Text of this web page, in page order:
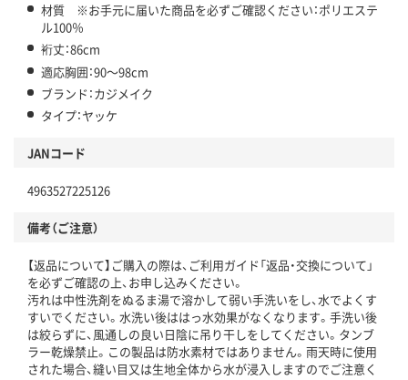
材質 ※お手元に届いた商品を必ずご確認ください：ポリエステ
ル100％
裄丈：86cm
適応胸囲：90～98cm
ブランド：カジメイク
タイプ：ヤッケ
JANコード
4963527225126
備考（ご注意）
【返品について】ご購入の際は、ご利用ガイド「返品・交換について」
を必ずご確認の上、お申し込みください。
汚れは中性洗剤をぬるま湯で溶かして弱い手洗いをし、水でよくす
すいでください。水洗い後ははっ水効果がなくなります。手洗い後
は絞らずに、風通しの良い日陰に吊り干しをしてください。タンブ
ラー乾燥禁止。この製品は防水素材ではありません。雨天時に使用
された場合、縫い目又は生地全体から水が浸入しますのでご注意く